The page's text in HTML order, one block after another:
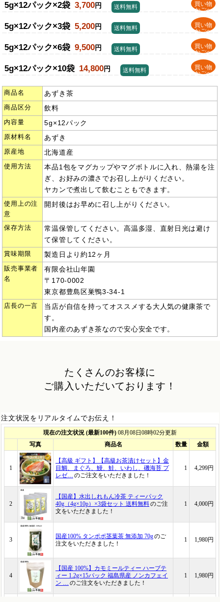
5g×12パック×2袋 3,700円
買い物
かごへ
送料無料
5g×12パック×3袋 5,200円
買い物
かごへ
送料無料
5g×12パック×6袋 9,500円
買い物
かごへ
送料無料
5g×12パック×10袋 14,800円
買い物
かごへ
送料無料
商品名 あずき茶
商品区分 飲料
内容量 5g×12パック
原材料名 あずき
原産地 北海道産
使用方法
本品1包をマグカップやマグボトルに入れ、熱湯を注
ぎ、お好みの濃さでお召し上がりください。
ヤカンで煮出して飲むこともできます。
使用上の注
意
開封後はお早めに召し上がりください。
保存方法
常温保管してください。高温多湿、直射日光は避け
て保管してください。
賞味期限 製造日より約12ヶ月
販売事業者
名
有限会社山年園
〒170-0002
東京都豊島区巣鴨3-34-1
店長の一言
当店が自信を持ってオススメする大人気の健康茶で
す。
国内産のあずき茶なので安心安全です。
たくさんのお客様に
ご購入いただいております！
注文状況をリアルタイムでお伝え！